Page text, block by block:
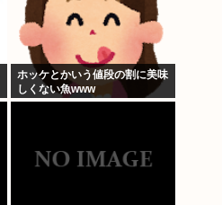
ホッケとかいう値段の割に美味
しくない魚www